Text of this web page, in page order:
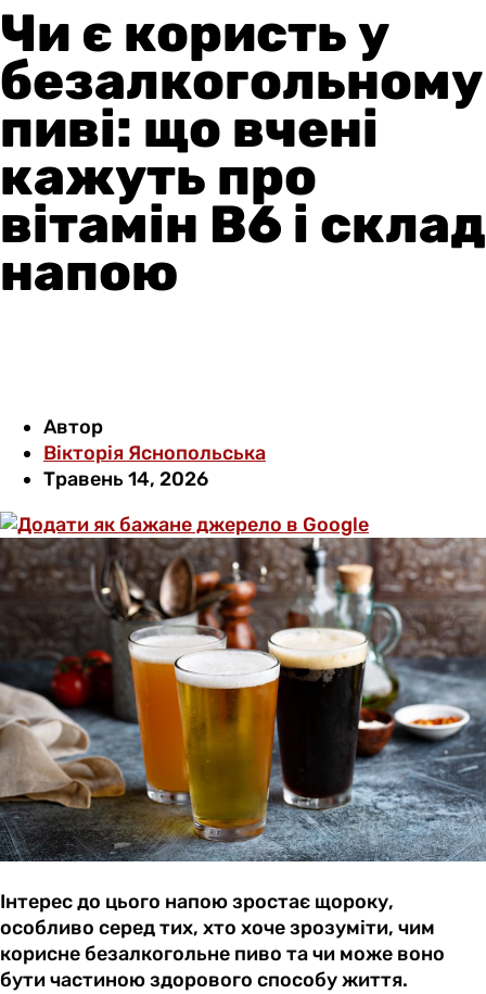
Чи є користь у
безалкогольному
пиві: що вчені
кажуть про
вітамін B6 і склад
напою
Автор
Вікторія Яснопольська
Травень 14, 2026
Інтерес до цього напою зростає щороку,
особливо серед тих, хто хоче зрозуміти, чим
корисне безалкогольне пиво та чи може воно
бути частиною здорового способу життя.